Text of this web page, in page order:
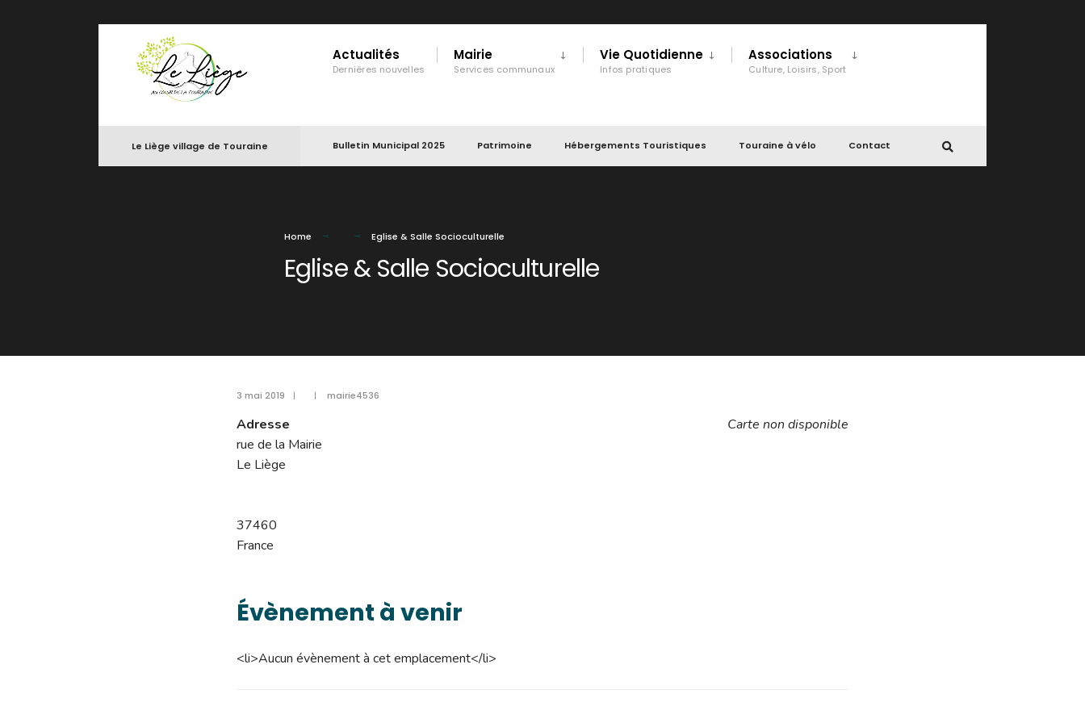
Actualités
Dernières nouvelles
Mairie
Services communaux
Vie Quotidienne
Infos pratiques
Associations
Culture, Loisirs, Sport
Le Liège village de Touraine Bulletin Municipal 2025 Patrimoine Hébergements Touristiques Touraine à vélo Contact
Home Eglise & Salle Socioculturelle
Eglise & Salle Socioculturelle
3 mai 2019 | | mairie4536
Carte non disponible
Adresse
rue de la Mairie
Le Liège
37460
France
Évènement à venir
<li>Aucun évènement à cet emplacement</li>